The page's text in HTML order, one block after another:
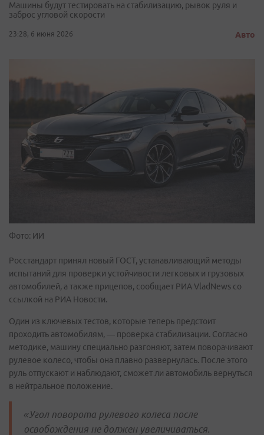
Машины будут тестировать на стабилизацию, рывок руля и
заброс угловой скорости
23:28, 6 июня 2026 Авто
Фото: ИИ
Росстандарт принял новый ГОСТ, устанавливающий методы
испытаний для проверки устойчивости легковых и грузовых
автомобилей, а также прицепов, сообщает РИА VladNews со
ссылкой на РИА Новости.
Один из ключевых тестов, которые теперь предстоит
проходить автомобилям, — проверка стабилизации. Согласно
методике, машину специально разгоняют, затем поворачивают
рулевое колесо, чтобы она плавно развернулась. После этого
руль отпускают и наблюдают, сможет ли автомобиль вернуться
в нейтральное положение.
«Угол поворота рулевого колеса после
освобождения не должен увеличиваться.